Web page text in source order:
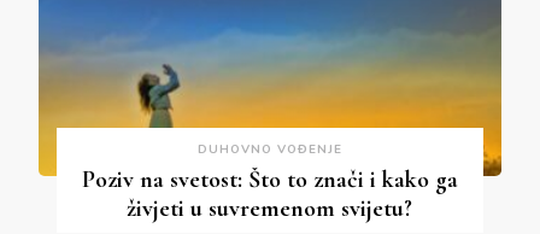
DUHOVNO VOĐENJE
Poziv na svetost: Što to znači i kako ga
živjeti u suvremenom svijetu?